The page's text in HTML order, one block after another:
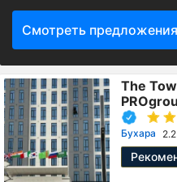
Смотреть предложения
The
Бухара